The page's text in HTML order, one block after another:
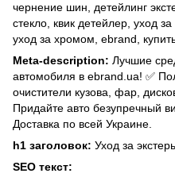
чернение шин, детейлинг
стекло, квик детейлер, уход
уход за хромом, ebrand,
Meta-description: Лучшие
автомобиля в ebrand.ua! ✅
очистители кузова, фар,
Придайте авто безупречный
Доставка по всей Украине.
h1 заголовок: Уход за
SEO текст: